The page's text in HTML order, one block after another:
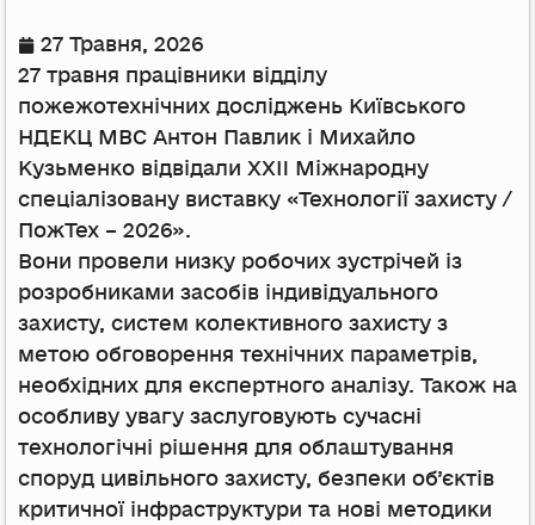
27 Травня, 2026
27 травня працівники відділу
пожежотехнічних досліджень Київського
НДЕКЦ МВС Антон Павлик і Михайло
Кузьменко відвідали XXII Міжнародну
спеціалізовану виставку «Технології захисту /
ПожТех – 2026».
Вони провели низку робочих зустрічей із
розробниками засобів індивідуального
захисту, систем колективного захисту з
метою обговорення технічних параметрів,
необхідних для експертного аналізу. Також на
особливу увагу заслуговують сучасні
технологічні рішення для облаштування
споруд цивільного захисту, безпеки об’єктів
критичної інфраструктури та нові методики